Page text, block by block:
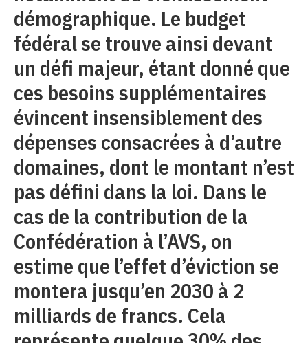
démographique. Le budget
fédéral se trouve ainsi devant
un défi majeur, étant donné que
ces besoins supplémentaires
évincent insensiblement des
dépenses consacrées à d’autre
domaines, dont le montant n’est
pas défini dans la loi. Dans le
cas de la contribution de la
Confédération à l’AVS, on
estime que l’effet d’éviction se
montera jusqu’en 2030 à 2
milliards de francs. Cela